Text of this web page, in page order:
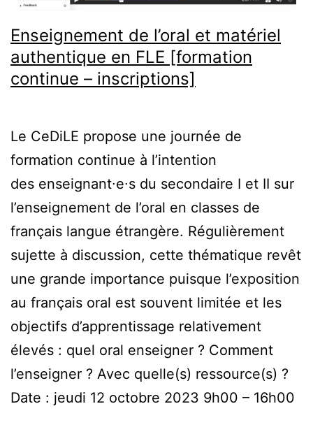
Enseignement de l’oral et matériel
authentique en FLE [formation
continue – inscriptions]
Le CeDiLE propose une journée de
formation continue à l’intention
des enseignant∙e∙s du secondaire I et II sur
l’enseignement de l’oral en classes de
français langue étrangère. Régulièrement
sujette à discussion, cette thématique revêt
une grande importance puisque l’exposition
au français oral est souvent limitée et les
objectifs d’apprentissage relativement
élevés : quel oral enseigner ? Comment
l’enseigner ? Avec quelle(s) ressource(s) ?
Date : jeudi 12 octobre 2023 9h00 – 16h00